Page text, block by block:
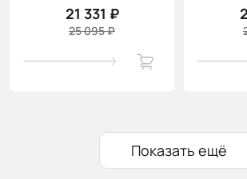
21 331 ₽
25 095 ₽
Показать ещё